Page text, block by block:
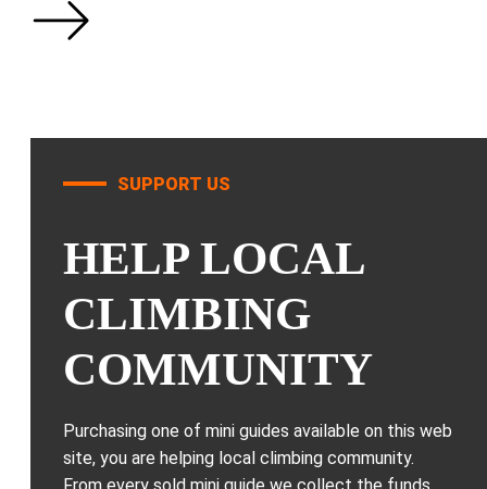
SUPPORT US
HELP LOCAL
CLIMBING
COMMUNITY
Purchasing one of mini guides available on this web
site, you are helping local climbing community.
From every sold mini guide we collect the funds